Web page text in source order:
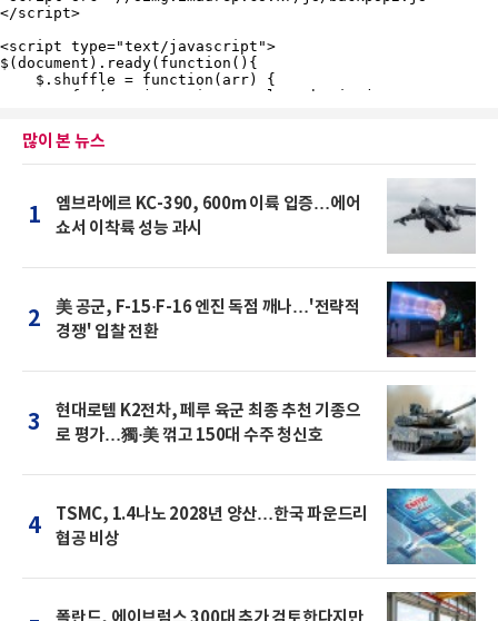
많이 본 뉴스
1
엠브라에르 KC-390, 600m 이륙 입증…에어
쇼서 이착륙 성능 과시
2
美 공군, F-15·F-16 엔진 독점 깨나…'전략적
경쟁' 입찰 전환
3
현대로템 K2전차, 페루 육군 최종 추천 기종으
로 평가…獨·美 꺾고 150대 수주 청신호
4
TSMC, 1.4나노 2028년 양산…한국 파운드리
협공 비상